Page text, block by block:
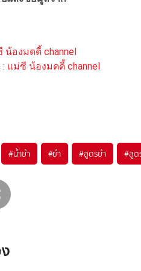
น้องมดดี้ channel
แม่ซี น้องมดดี้ channel
#น้ำยำ #ยำ #สูตรยำ #สูต